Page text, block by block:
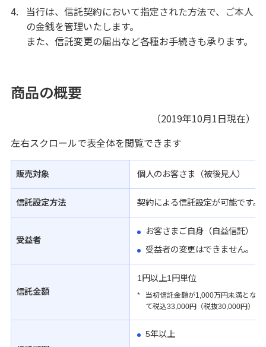
4.
当行は、信託契約において指定された方法で、ご本人
の金銭を管理いたします。
また、信託変更の届出など各種お手続きも承ります。
商品の概要
（2019年10月1日現在）
左右スクロールで表全体を閲覧できます
販売対象 個人のお客さま（被後見人）
信託設定方法 契約による信託設定が可能です。
受益者
お客さまご自身（自益信託）
受益者の変更はできません。
信託金額
1円以上1円単位
*
当初信託金額が1,000万円未満とな
て税込33,000円（税抜30,000円）を
5年以上